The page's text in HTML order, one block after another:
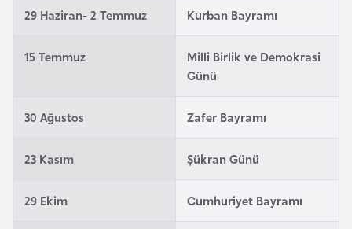
29 Haziran- 2 Temmuz Kurban Bayramı
15 Temmuz
Milli Birlik ve Demokrasi
Günü
30 Ağustos Zafer Bayramı
23 Kasım Şükran Günü
29 Ekim Cumhuriyet Bayramı
e
ç
a
B
n